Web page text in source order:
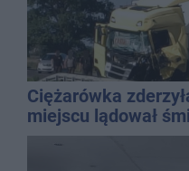
Ciężarówka
miejscu lądował